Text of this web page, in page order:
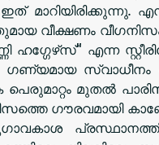
മാറിയിരിക്കുന്നു.
വീക്ഷണം
ഹഗ്ഗേഴ്‌സ്" എന്ന
ഗണ്യമായ
മുതൽ
ഗൗരവമായി